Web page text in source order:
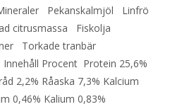
Pekanskalmjöl Linfrö
citrusmassa Fiskolja
Torkade tranbär
Procent Protein 25,6%
2,2% Råaska 7,3% Kalcium
0,46% Kalium 0,83%